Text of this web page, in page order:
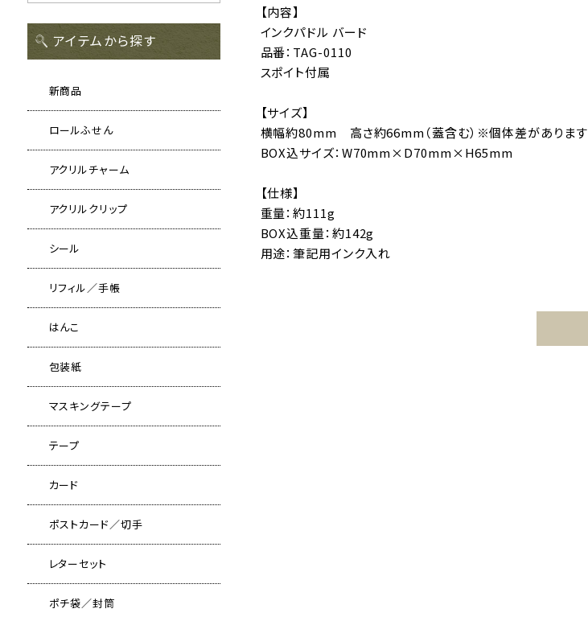
アイテムから探す
新商品
ロールふせん
アクリルチャーム
アクリルクリップ
シール
リフィル／手帳
はんこ
包装紙
マスキングテープ
テープ
カード
ポストカード／切手
レターセット
ポチ袋／封筒
【内容】
インクパドル バード
品番：TAG-0110
スポイト付属
【サイズ】
横幅約80mm 高さ約66mm（蓋含む）※個体差があります
BOX込サイズ：W70mm×D70mm×H65mm
【仕様】
重量：約111g
BOX込重量：約142g
用途：筆記用インク入れ